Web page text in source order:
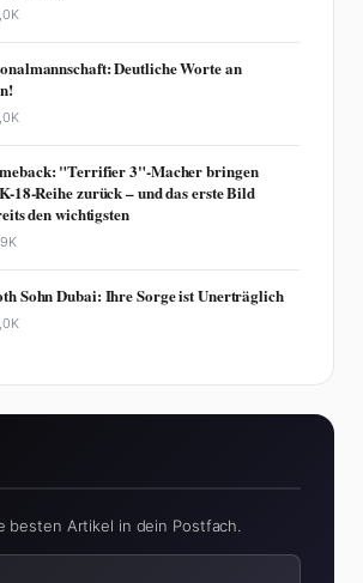
Deutliche Worte an
"Terrifier 3"-Macher bringen
18-Reihe zurück – und das erste Bild
den wichtigsten
Sohn Dubai: Ihre Sorge ist Unerträglich
besten Artikel in dein Postfach.